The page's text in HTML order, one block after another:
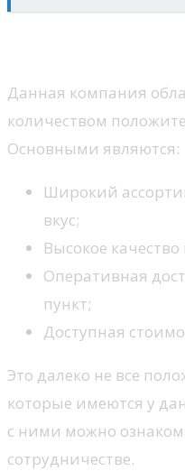
Данная компания
количеством
Основными являются:
Широкий
вкус;
Высокое
Оперативная
пункт;
Доступная
Это далеко не все
которые имеются у
с ними можно
сотрудничестве.